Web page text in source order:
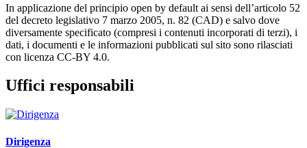
In applicazione del principio open by default ai sensi dell’articolo 52
del decreto legislativo 7 marzo 2005, n. 82 (CAD) e salvo dove
diversamente specificato (compresi i contenuti incorporati di terzi), i
dati, i documenti e le informazioni pubblicati sul sito sono rilasciati
con licenza CC-BY 4.0.
Uffici responsabili
Dirigenza